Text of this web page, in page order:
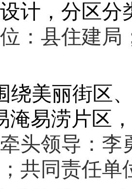
计，分区分
：县住建局
绕美丽街区
淹易涝片区 ，
牵头领导：李
共同责任单